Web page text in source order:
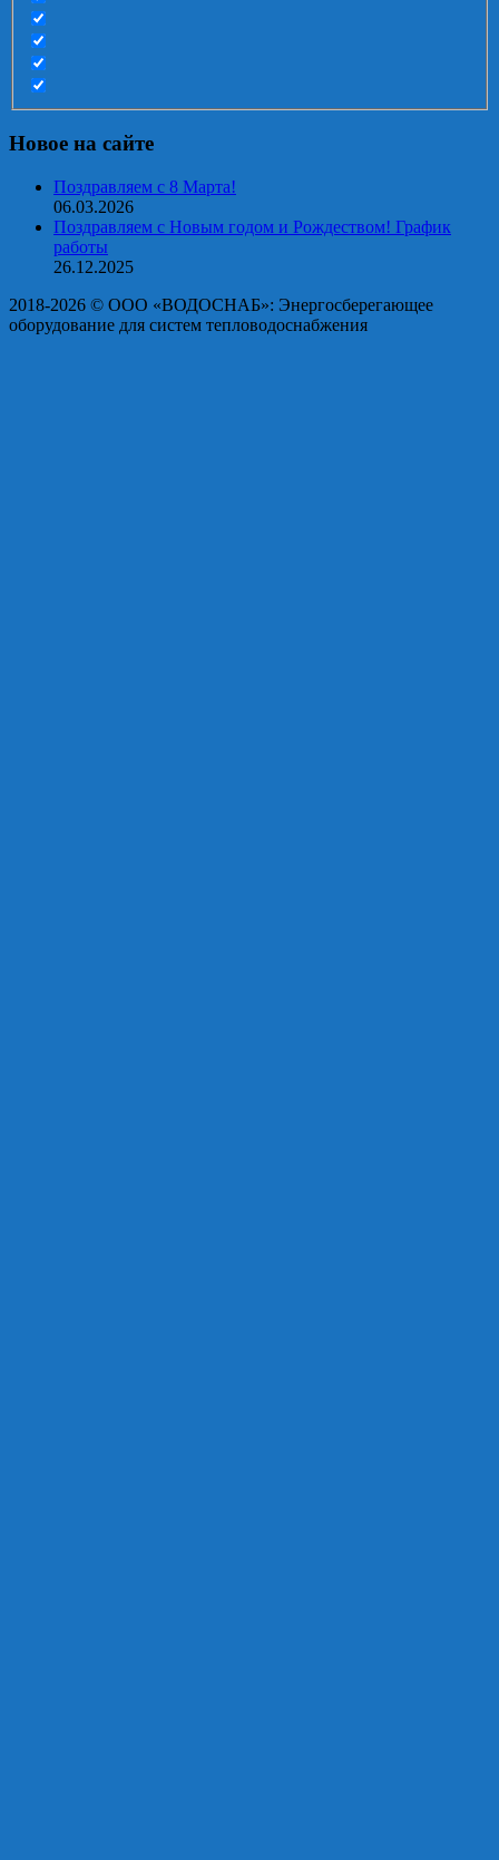
Новое на сайте
Поздравляем с 8 Марта!
06.03.2026
Поздравляем с Новым годом и Рождеством! График
работы
26.12.2025
2018-2026 © OOO «ВОДОСНАБ»: Энергосберегающее
оборудование для систем тепловодоснабжения